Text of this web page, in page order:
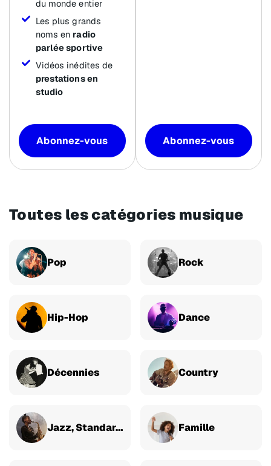
du monde entier
Les plus grands
noms en radio
parlée sportive
Vidéos inédites de
prestations en
studio
Abonnez-vous Abonnez-vous
Toutes les catégories musique
Pop Rock
Hip-Hop Dance
Décennies Country
Jazz, Standards & Classique Famille